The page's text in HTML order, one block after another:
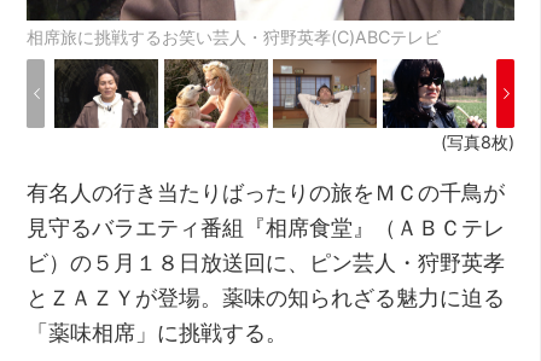
相席旅に挑戦するお笑い芸人・狩野英孝(C)ABCテレビ
(写真8枚)
有名人の行き当たりばったりの旅をＭＣの千鳥が
見守るバラエティ番組『相席食堂』（ＡＢＣテレ
ビ）の５月１８日放送回に、ピン芸人・狩野英孝
とＺＡＺＹが登場。薬味の知られざる魅力に迫る
「薬味相席」に挑戦する。